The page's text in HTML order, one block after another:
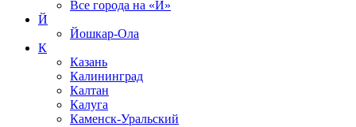
Все города на «И»
Й
Йошкар-Ола
К
Казань
Калининград
Калтан
Калуга
Каменск-Уральский